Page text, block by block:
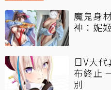
魔鬼身
神：妮
日V大
布終止
別